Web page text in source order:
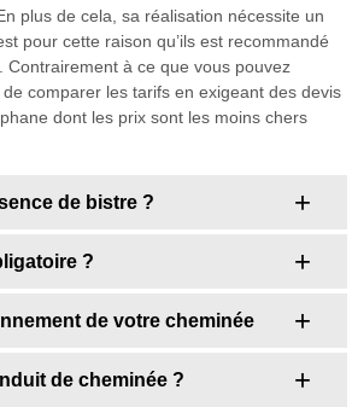
plus de cela, sa réalisation nécessite un
pour cette raison qu’ils est recommandé
à ce que vous pouvez
comparer les tarifs en exigeant des devis
dont les prix sont les moins chers
de bistre ?
?
de votre cheminée
de cheminée ?